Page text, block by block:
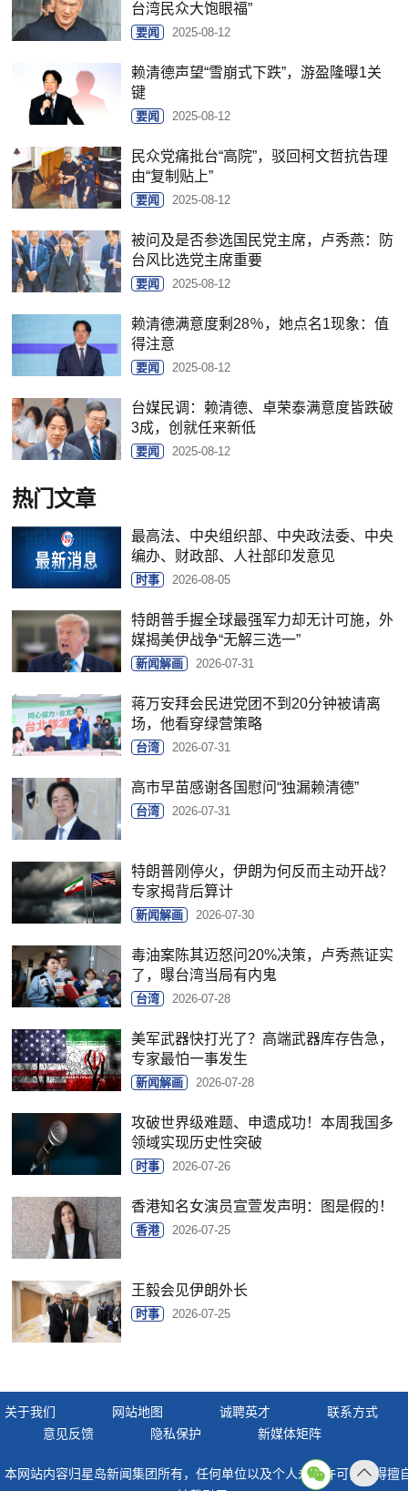
台湾民众大饱眼福”
要闻 2025-08-12
赖清德声望“雪崩式下跌”，游盈隆曝1关
键
要闻 2025-08-12
民众党痛批台“高院”，驳回柯文哲抗告理
由“复制贴上”
要闻 2025-08-12
被问及是否参选国民党主席，卢秀燕：防
台风比选党主席重要
要闻 2025-08-12
赖清德满意度剩28％，她点名1现象：值
得注意
要闻 2025-08-12
台媒民调：赖清德、卓荣泰满意度皆跌破
3成，创就任来新低
要闻 2025-08-12
热门文章
最高法、中央组织部、中央政法委、中央
编办、财政部、人社部印发意见
时事 2026-08-05
特朗普手握全球最强军力却无计可施，外
媒揭美伊战争“无解三选一”
新闻解画 2026-07-31
蒋万安拜会民进党团不到20分钟被请离
场，他看穿绿营策略
台湾 2026-07-31
高市早苗感谢各国慰问“独漏赖清德”
台湾 2026-07-31
特朗普刚停火，伊朗为何反而主动开战？
专家揭背后算计
新闻解画 2026-07-30
毒油案陈其迈怒问20%决策，卢秀燕证实
了，曝台湾当局有内鬼
台湾 2026-07-28
美军武器快打光了？高端武器库存告急，
专家最怕一事发生
新闻解画 2026-07-28
攻破世界级难题、申遗成功！本周我国多
领域实现历史性突破
时事 2026-07-26
香港知名女演员宣萱发声明：图是假的！
香港 2026-07-25
王毅会见伊朗外长
时事 2026-07-25
关于我们 网站地图 诚聘英才
联系方式
意见反馈
隐私保护 新媒体矩阵
本网站内容归星岛新闻集团所有，任何单位以及个人未经许可，不得擅